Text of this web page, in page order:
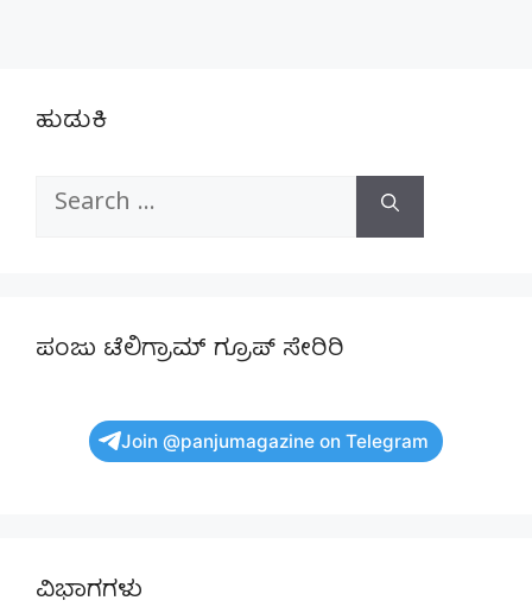
ಹುಡುಕಿ
Search
ಪಂಜು ಟೆಲಿಗ್ರಾಮ್ ಗ್ರೂಪ್ ಸೇರಿರಿ
Join @panjumagazine on Telegram
ವಿಭಾಗಗಳು